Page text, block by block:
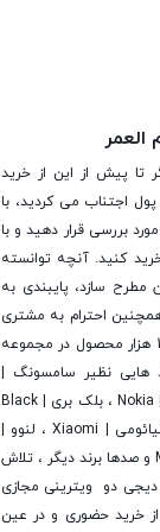
تا پیش از این از خرید
اجتناب می کردید، با
بررسی قرار دهید و با
کنید. آنچه توانسته
مطرح سازد، پایبندی به
احترام به مشتری
در خرید آنلاین است. در این راستا این شرکت با تامین بیش از 15 هزار محصول در مجموعه
هایی نظیر سامسونگ |
Samsung ، اپل | Apple ، هوآوی | Huawei ، ال جی | LG ، نوکیا | Nokia ، بلک بری | Black
Berry ، اچ تی سی | Htc ، سونی | Sony ، آلکاتل | Alcatel ، شیائومی | Xiaomi ، لنوو |
Lenovo ، ایسوس | Asus ، ایسر | Acer ، مایکروسافت | Microsoft و صدها برند دیگر ، تلاش
دیجی دو ویترینی مجازی
از خرید حضوری و در عین